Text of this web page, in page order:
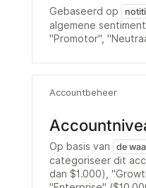
Gebaseerd op
algemene
"Promotor",
Accountbeheer
Op basis van de
categoriseer dit
dan $1.000),